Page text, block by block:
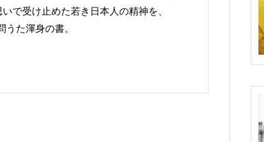
で受け止めた若き日本人の精神を、
た渾身の書。